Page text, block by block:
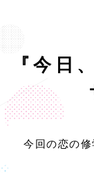
『今日
今回の恋の